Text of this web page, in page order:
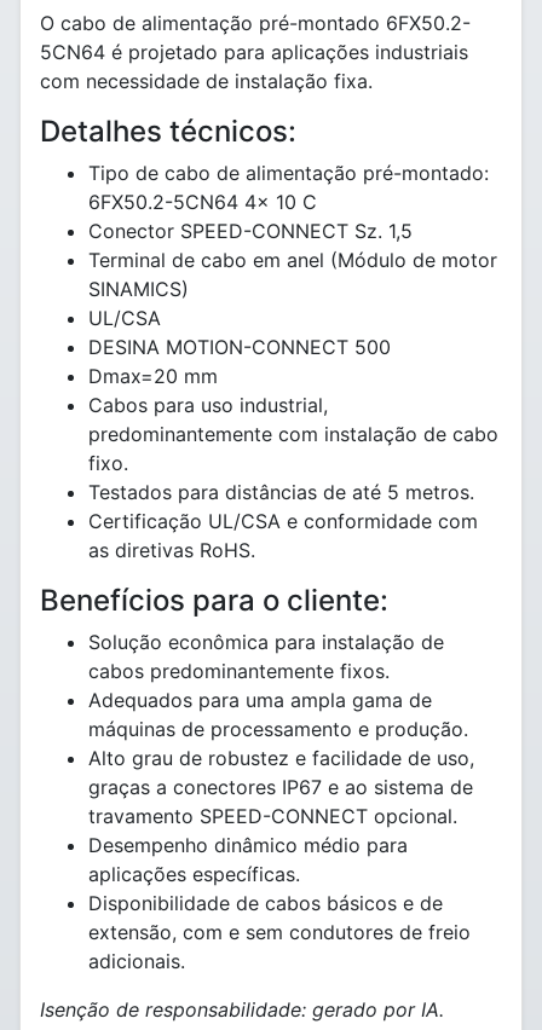
O cabo de alimentação pré-montado 6FX50.2-
5CN64 é projetado para aplicações industriais
com necessidade de instalação fixa.
Detalhes técnicos:
Tipo de cabo de alimentação pré-montado:
6FX50.2-5CN64 4x 10 C
Conector SPEED-CONNECT Sz. 1,5
Terminal de cabo em anel (Módulo de motor
SINAMICS)
UL/CSA
DESINA MOTION-CONNECT 500
Dmax=20 mm
Cabos para uso industrial,
predominantemente com instalação de cabo
fixo.
Testados para distâncias de até 5 metros.
Certificação UL/CSA e conformidade com
as diretivas RoHS.
Benefícios para o cliente:
Solução econômica para instalação de
cabos predominantemente fixos.
Adequados para uma ampla gama de
máquinas de processamento e produção.
Alto grau de robustez e facilidade de uso,
graças a conectores IP67 e ao sistema de
travamento SPEED-CONNECT opcional.
Desempenho dinâmico médio para
aplicações específicas.
Disponibilidade de cabos básicos e de
extensão, com e sem condutores de freio
adicionais.
Isenção de responsabilidade: gerado por IA.